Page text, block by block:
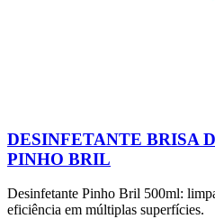
DESINFETANTE BRISA
PINHO BRIL
Desinfetante Pinho Bril 500ml:
eficiência em múltiplas superfícies.